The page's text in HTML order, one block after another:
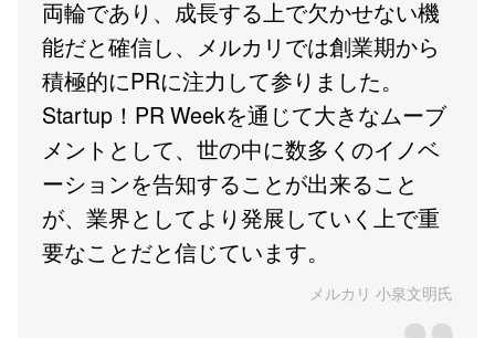
両輪であり、成長する上で欠かせない機
能だと確信し、メルカリでは創業期から
積極的にPRに注力して参りました。
Startup！PR Weekを通じて大きなムーブ
メントとして、世の中に数多くのイノベ
ーションを告知することが出来ること
が、業界としてより発展していく上で重
要なことだと信じています。
メルカリ 小泉文明氏